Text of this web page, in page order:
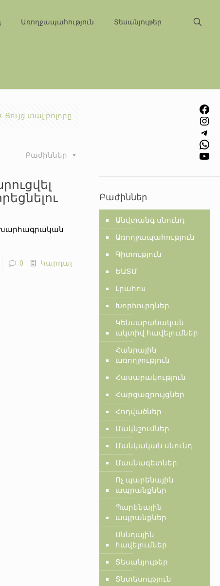
Առողջապահություն Տեսանյութեր
Ցույց տալ բոլորը
Բաժիններ
0 Կարդալ
Facebook
Instagram
Telegram
WhatsApp
YouTube
Բաժիններ
Անվտանգ սնունդ
Առողջապահություն
Գիտություն
ԵԱՏՄ
Լրահոս
Խորհուրդներ
Կենսաբանական
ակտիվ հավելումներ
Հանրային
առողջություն
Հասարակություն
Հարցազրույցներ
Հոդվածներ
Մակնշումներ
Մանկական սնունդ
Մասնագետներ
Ոչ պարենային
ապրանքներ
Պարենային
ապրանքներ
Սննդային
հավելումներ
Տեսանյութեր
Տնտեսություն